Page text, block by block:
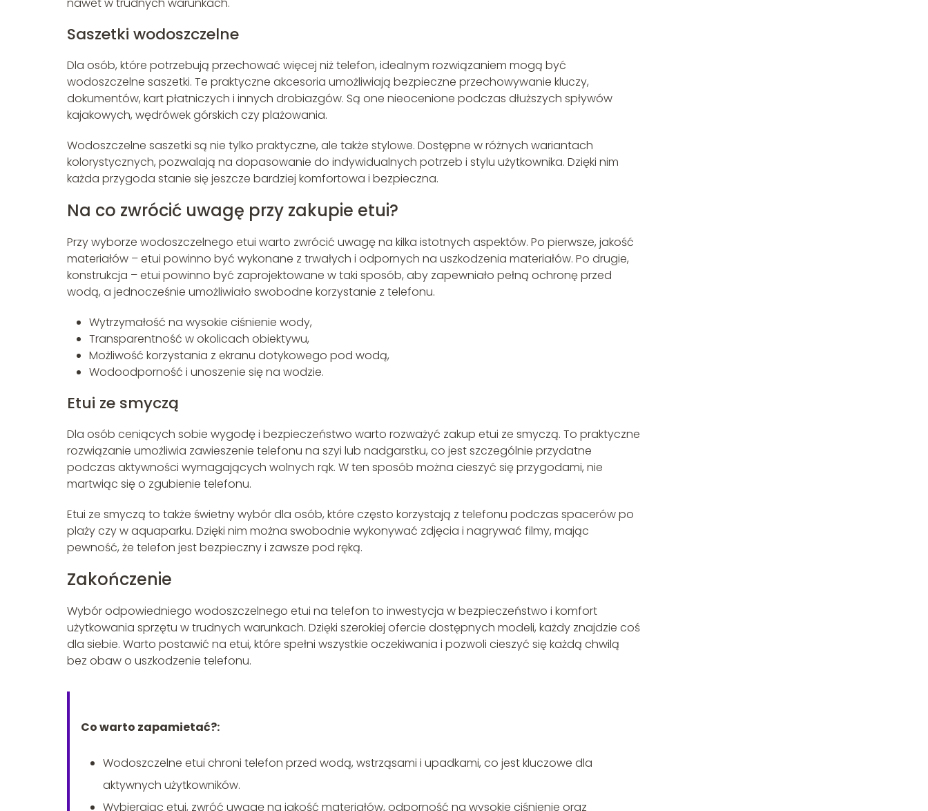
Saszetki wodoszczelne
Dla osób, które potrzebują przechować więcej niż telefon, idealnym rozwiązaniem mogą być
wodoszczelne saszetki. Te praktyczne akcesoria umożliwiają bezpieczne przechowywanie kluczy,
dokumentów, kart płatniczych i innych drobiazgów. Są one nieocenione podczas dłuższych spływów
kajakowych, wędrówek górskich czy plażowania.
Wodoszczelne saszetki są nie tylko praktyczne, ale także stylowe. Dostępne w różnych wariantach
kolorystycznych, pozwalają na dopasowanie do indywidualnych potrzeb i stylu użytkownika. Dzięki nim
każda przygoda stanie się jeszcze bardziej komfortowa i bezpieczna.
Na co zwrócić uwagę przy zakupie etui?
Przy wyborze wodoszczelnego etui warto zwrócić uwagę na kilka istotnych aspektów. Po pierwsze, jakość
materiałów – etui powinno być wykonane z trwałych i odpornych na uszkodzenia materiałów. Po drugie,
konstrukcja – etui powinno być zaprojektowane w taki sposób, aby zapewniało pełną ochronę przed
wodą, a jednocześnie umożliwiało swobodne korzystanie z telefonu.
Wytrzymałość na wysokie ciśnienie wody,
Transparentność w okolicach obiektywu,
Możliwość korzystania z ekranu dotykowego pod wodą,
Wodoodporność i unoszenie się na wodzie.
Etui ze smyczą
Dla osób ceniących sobie wygodę i bezpieczeństwo warto rozważyć zakup etui ze smyczą. To praktyczne
rozwiązanie umożliwia zawieszenie telefonu na szyi lub nadgarstku, co jest szczególnie przydatne
podczas aktywności wymagających wolnych rąk. W ten sposób można cieszyć się przygodami, nie
martwiąc się o zgubienie telefonu.
Etui ze smyczą to także świetny wybór dla osób, które często korzystają z telefonu podczas spacerów po
plaży czy w aquaparku. Dzięki nim można swobodnie wykonywać zdjęcia i nagrywać filmy, mając
pewność, że telefon jest bezpieczny i zawsze pod ręką.
Zakończenie
Wybór odpowiedniego wodoszczelnego etui na telefon to inwestycja w bezpieczeństwo i komfort
użytkowania sprzętu w trudnych warunkach. Dzięki szerokiej ofercie dostępnych modeli, każdy znajdzie coś
dla siebie. Warto postawić na etui, które spełni wszystkie oczekiwania i pozwoli cieszyć się każdą chwilą
bez obaw o uszkodzenie telefonu.
Co warto zapamietać?:
Wodoszczelne etui chroni telefon przed wodą, wstrząsami i upadkami, co jest kluczowe dla
aktywnych użytkowników.
Wybierając etui, zwróć uwagę na jakość materiałów, odporność na wysokie ciśnienie oraz